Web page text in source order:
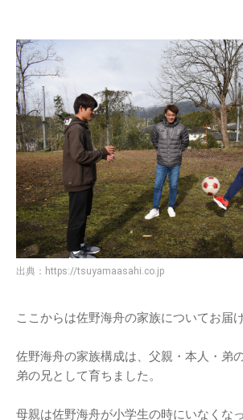
出典： https://tsuyamaasahi.co.jp
ここからは佐野海舟の家族についてお届け
佐野海舟の家族構成は、父親・本人・弟
弟の兄として育ちました。
母親は佐野海舟が小学生の時にいなくな